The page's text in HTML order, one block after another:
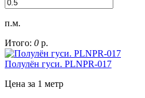
п.м.
Итого: 0 р.
Полулён гуси. PLNPR-017
Цена за 1 метр